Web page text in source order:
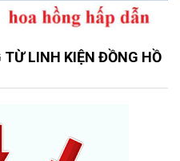
LINH KIỆN ĐỒNG HỒ